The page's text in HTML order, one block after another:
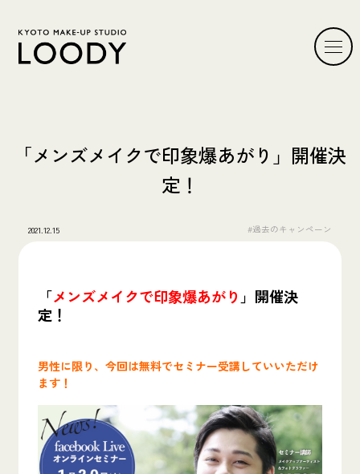
「メンズメイクで印象爆あがり」開催決
定！
2021.12.15 #過去のキャンペーン
「メンズメイクで印象爆あがり 」開催決
定！
男性に限り、今回は無料でセミナー受講していいただけ
ます！